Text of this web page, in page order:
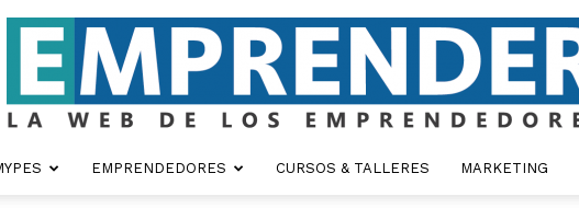
EMPRENDEDORES CURSOS & TALLERES MARKETING